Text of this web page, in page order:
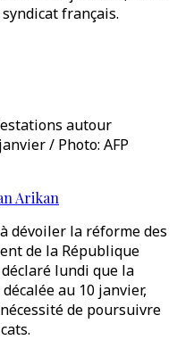
français.
autour
/ Photo: AFP
Arikan
dévoiler la réforme des
de la République
lundi que la
au 10 janvier,
de poursuivre